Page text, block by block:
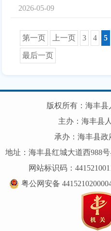
2026-05-09
第一页 上一页 3 4 5
最后一页
版权所有：海丰
主办：海丰县
承办：海丰县
地址：海丰县红城大道西988
网站标识码：
粤公网安备